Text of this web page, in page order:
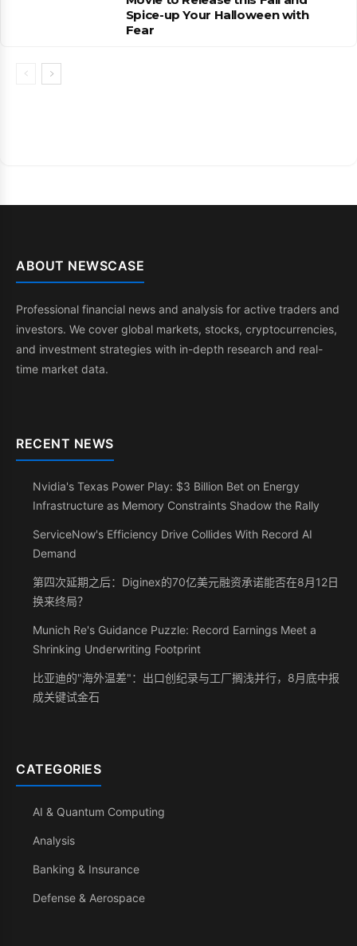
Spice-up Your Halloween with
Fear
ABOUT NEWSCASE
Professional financial news and analysis for active traders and
investors. We cover global markets, stocks, cryptocurrencies,
and investment strategies with in-depth research and real-
time market data.
RECENT NEWS
Nvidia's Texas Power Play: $3 Billion Bet on Energy
Infrastructure as Memory Constraints Shadow the Rally
ServiceNow's Efficiency Drive Collides With Record AI
Demand
第四次延期之后：Diginex的70亿美元融资承诺能否在8月12日
换来终局？
Munich Re's Guidance Puzzle: Record Earnings Meet a
Shrinking Underwriting Footprint
比亚迪的"海外温差"：出口创纪录与工厂搁浅并行，8月底中报
成关键试金石
CATEGORIES
AI & Quantum Computing
Analysis
Banking & Insurance
Defense & Aerospace